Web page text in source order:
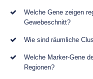
Welche Gene zeigen
Gewebeschnitt?
Wie sind räumliche
Welche Marker-Gene
Regionen?